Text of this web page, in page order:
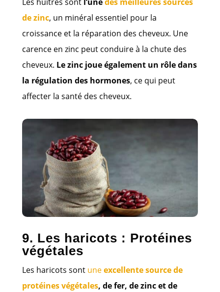
de zinc, un minéral essentiel pour la
croissance et la réparation des cheveux. Une
carence en zinc peut conduire à la chute des
cheveux. Le zinc joue également un rôle dans
la régulation des hormones, ce qui peut
affecter la santé des cheveux.
9. Les haricots : Protéines
végétales
Les haricots sont uneexcellente source de
protéines végétales, de fer, de zinc et de